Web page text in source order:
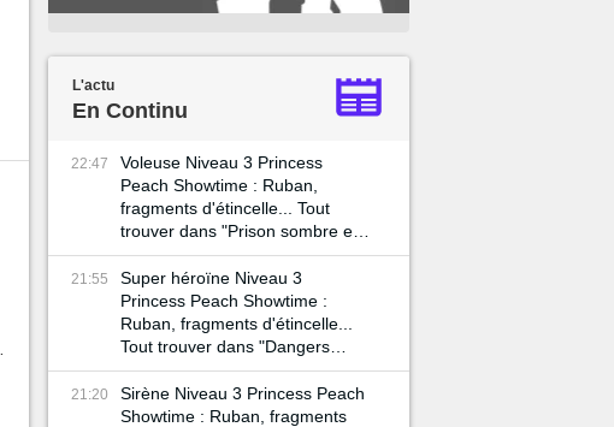
L'actu
En Continu
22:47
Voleuse Niveau 3 Princess
Peach Showtime : Ruban,
fragments d'étincelle... Tout
trouver dans "Prison sombre et
guet-apens"
21:55
Super héroïne Niveau 3
Princess Peach Showtime :
Ruban, fragments d'étincelle...
Tout trouver dans "Dangers
dans l'espace sombre"
21:20
Sirène Niveau 3 Princess Peach
Showtime : Ruban, fragments